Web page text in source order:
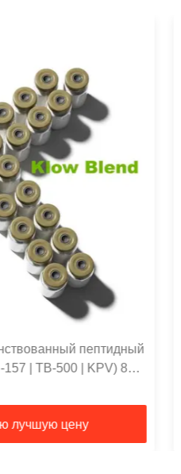
пептидный
| TB-500 | KPV) 80
лучшую цену